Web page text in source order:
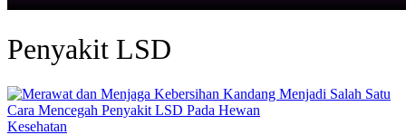
Penyakit LSD
Kesehatan